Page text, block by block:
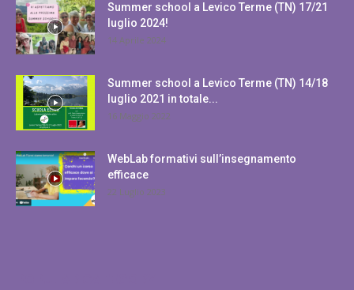
Summer school a Levico Terme (TN) 17/21
luglio 2024!
14 Aprile 2024
Summer school a Levico Terme (TN) 14/18
luglio 2021 in totale...
16 Maggio 2022
WebLab formativi sull’insegnamento
efficace
22 Luglio 2023